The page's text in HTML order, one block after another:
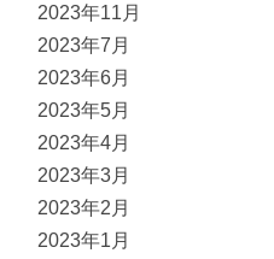
2023年11月
2023年7月
2023年6月
2023年5月
2023年4月
2023年3月
2023年2月
2023年1月